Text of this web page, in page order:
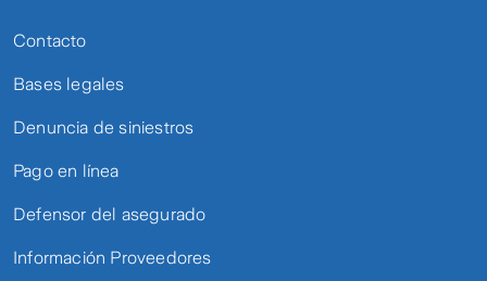
Contacto
Bases legales
Denuncia de siniestros
Pago en línea
Defensor del asegurado
Información Proveedores